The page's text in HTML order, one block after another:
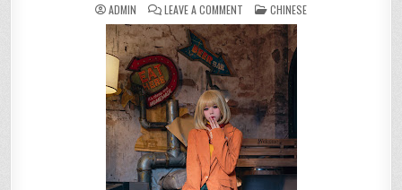
ADMIN LEAVE A COMMENT
COSER@
黏
黏
团
子
兔
–
生
化
危
机
4
重
置
版
阿
POSTED
IN
CHINESE